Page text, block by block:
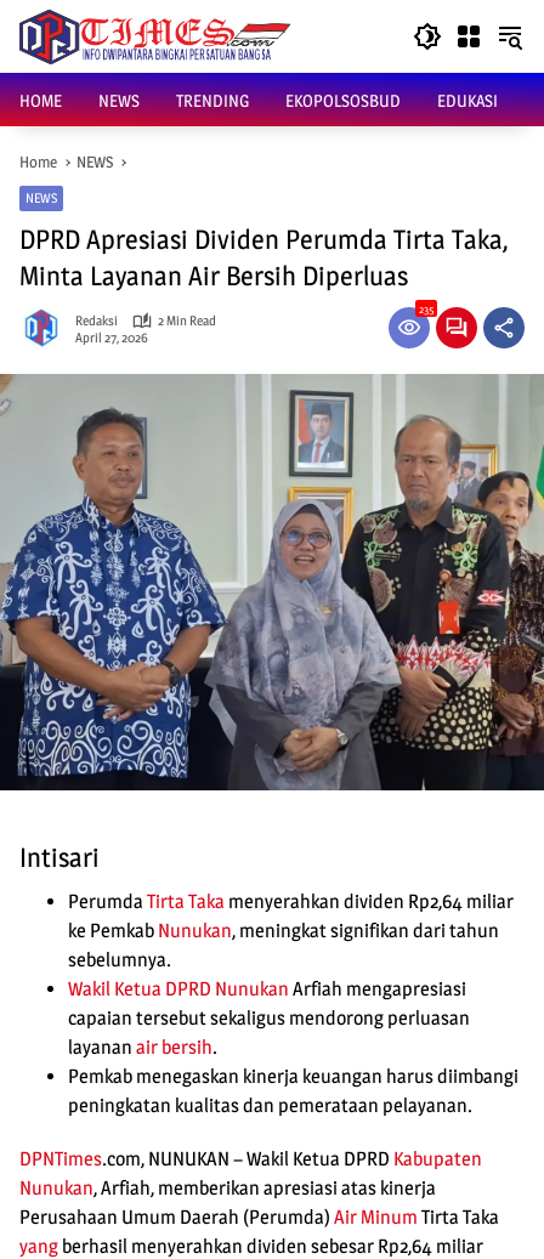
content
HOME
NEWS TRENDING EKOPOLSOSBUD EDUKASI
Home NEWS
NEWS
DPRD Apresiasi Dividen Perumda Tirta Taka,
Minta Layanan Air Bersih Diperluas
Redaksi
2 Min Read
April 27, 2026
235
Intisari
Perumda Tirta Taka menyerahkan dividen Rp2,64 miliar
ke Pemkab Nunukan, meningkat signifikan dari tahun
sebelumnya.
Wakil Ketua DPRD Nunukan Arfiah mengapresiasi
capaian tersebut sekaligus mendorong perluasan
layanan air bersih.
Pemkab menegaskan kinerja keuangan harus diimbangi
peningkatan kualitas dan pemerataan pelayanan.
DPNTimes.com, NUNUKAN – Wakil Ketua DPRD Kabupaten
Nunukan, Arfiah, memberikan apresiasi atas kinerja
Perusahaan Umum Daerah (Perumda) Air Minum Tirta Taka
yang berhasil menyerahkan dividen sebesar Rp2,64 miliar